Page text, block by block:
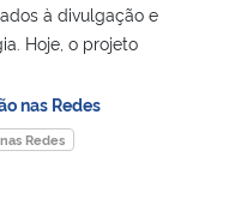
à divulgação e
Hoje, o projeto
nas Redes
Redes